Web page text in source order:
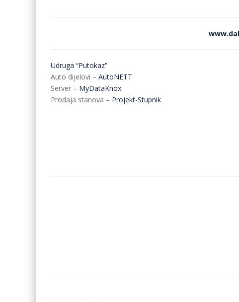
Udruga “Putokaz”
Auto dijelovi – AutoNETT
Server – MyDataKnox
Prodaja stanova – Projekt-Stupnik